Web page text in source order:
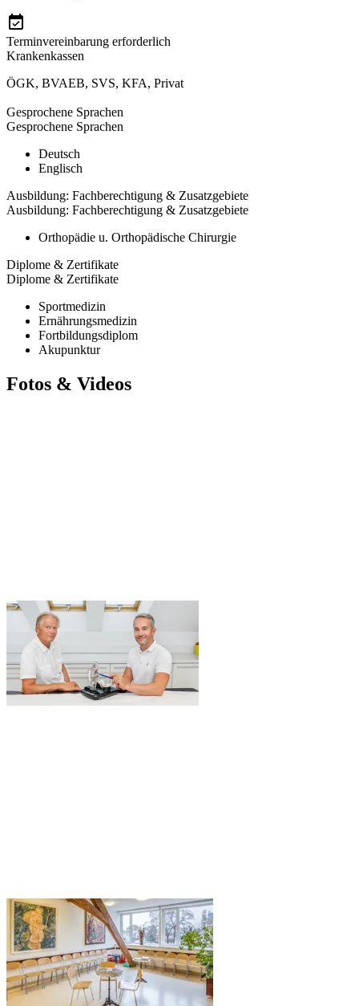
Terminvereinbarung erforderlich
Krankenkassen
ÖGK, BVAEB, SVS, KFA, Privat
Gesprochene Sprachen
Gesprochene Sprachen
Deutsch
Englisch
Ausbildung: Fachberechtigung & Zusatzgebiete
Ausbildung: Fachberechtigung & Zusatzgebiete
Orthopädie u. Orthopädische Chirurgie
Diplome & Zertifikate
Diplome & Zertifikate
Sportmedizin
Ernährungsmedizin
Fortbildungsdiplom
Akupunktur
Fotos & Videos